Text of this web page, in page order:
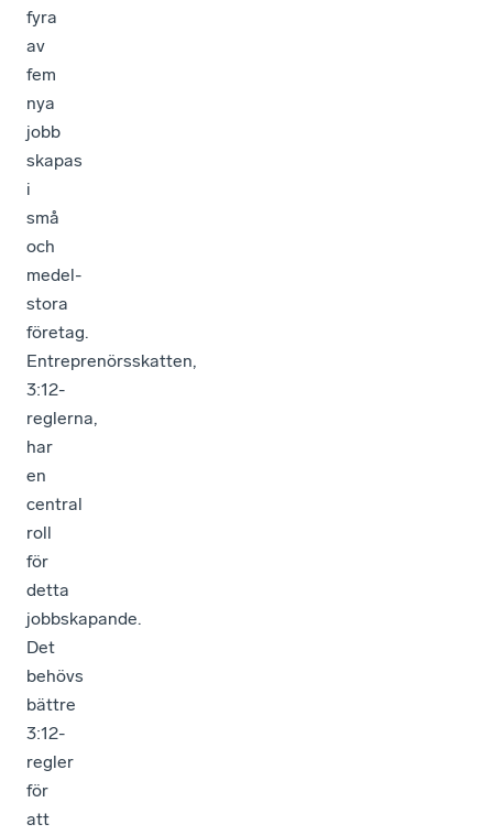
fyra
av
fem
nya
jobb
skapas
i
små
och
medel­
stora
företag.
Entreprenörsskatten,
3:12­-
reglerna,
har
en
central
roll
för
detta
jobbskapande.
Det
behövs
bättre
3:12­-
regler
för
att